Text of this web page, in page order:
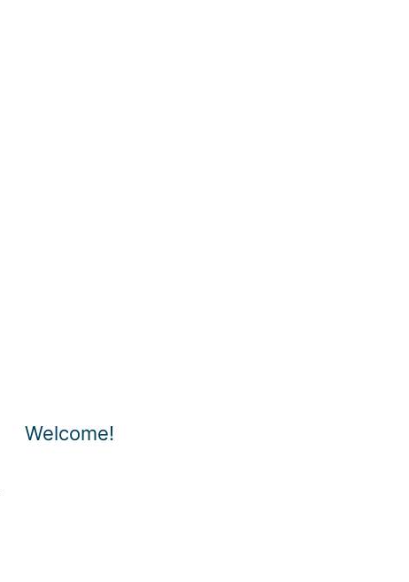
Welcome!